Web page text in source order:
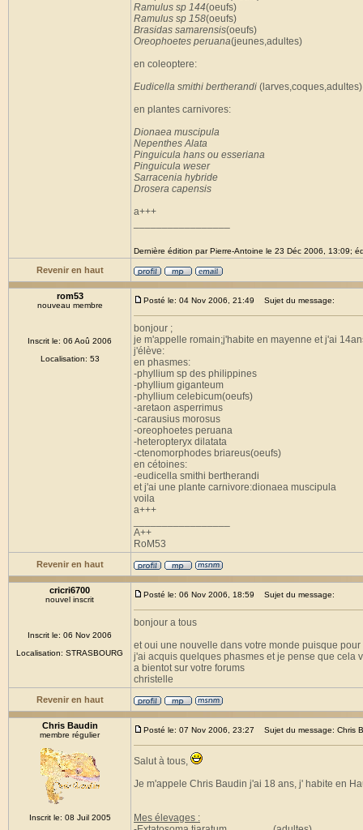
Ramulus sp 144(oeufs)
Ramulus sp 158(oeufs)
Brasidas samarensis(oeufs)
Oreophoetes peruana(jeunes,adultes)
en coleoptere:
Eudicella smithi bertherandi (larves,coques,adultes)
en plantes carnivores:
Dionaea muscipula
Nepenthes Alata
Pinguicula hans ou esseriana
Pinguicula weser
Sarracenia hybride
Drosera capensis
a+++
Dernière édition par Pierre-Antoine le 23 Déc 2006, 13:09;
Revenir en haut
rom53
nouveau membre
Inscrit le: 06 Aoû 2006
Localisation: 53
Posté le: 04 Nov 2006, 21:49 Sujet du message:
bonjour ;
je m'appelle romain;j'habite en mayenne et j'ai
j'élève:
en phasmes:
-phyllium sp des philippines
-phyllium giganteum
-phyllium celebicum(oeufs)
-aretaon asperrimus
-carausius morosus
-oreophoetes peruana
-heteropteryx dilatata
-ctenomorphodes briareus(oeufs)
en cétoines:
-eudicella smithi bertherandi
et j'ai une plante carnivore:dionaea muscipula
voila
a+++
A++
RoM53
Revenir en haut
cricri6700
nouvel inscrit
Inscrit le: 06 Nov 2006
Localisation: STRASBOURG
Posté le: 06 Nov 2006, 18:59 Sujet du message:
bonjour a tous
et oui une nouvelle dans votre monde puisque
j'ai acquis quelques phasmes et je pense que cela
a bientot sur votre forums
christelle
Revenir en haut
Chris Baudin
membre régulier
Inscrit le: 08 Juil 2005
Posté le: 07 Nov 2006, 23:27 Sujet du message: Chris
Salut à tous,
Je m'appele Chris Baudin j'ai 18 ans, j' habite en
Mes élevages :